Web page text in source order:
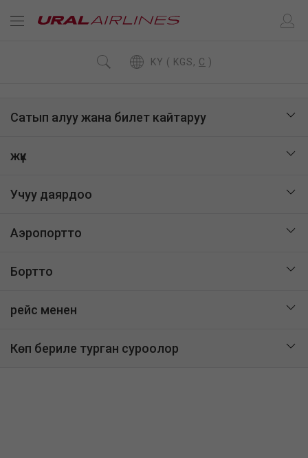
KY ( KGS, C )
Сатып алуу жана билет кайтаруу
жүк
Учуу даярдоо
Аэропортто
Бортто
рейс менен
Көп бериле турган суроолор